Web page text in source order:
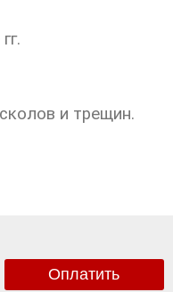
и трещин.
Оплатить